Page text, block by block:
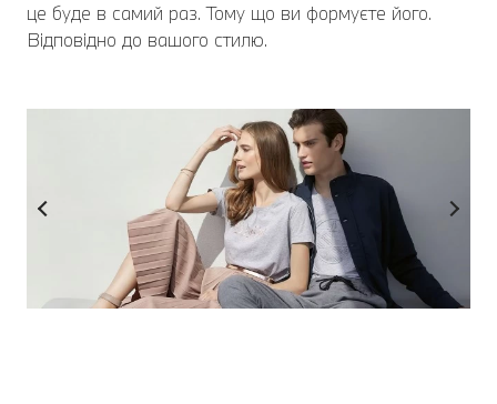
це буде в самий раз. Тому що ви формуєте його.
Відповідно до вашого стилю.